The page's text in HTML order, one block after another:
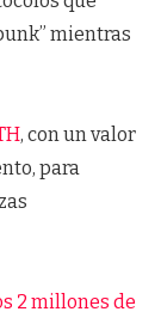
mientras
, con un valor
para
2 millones de